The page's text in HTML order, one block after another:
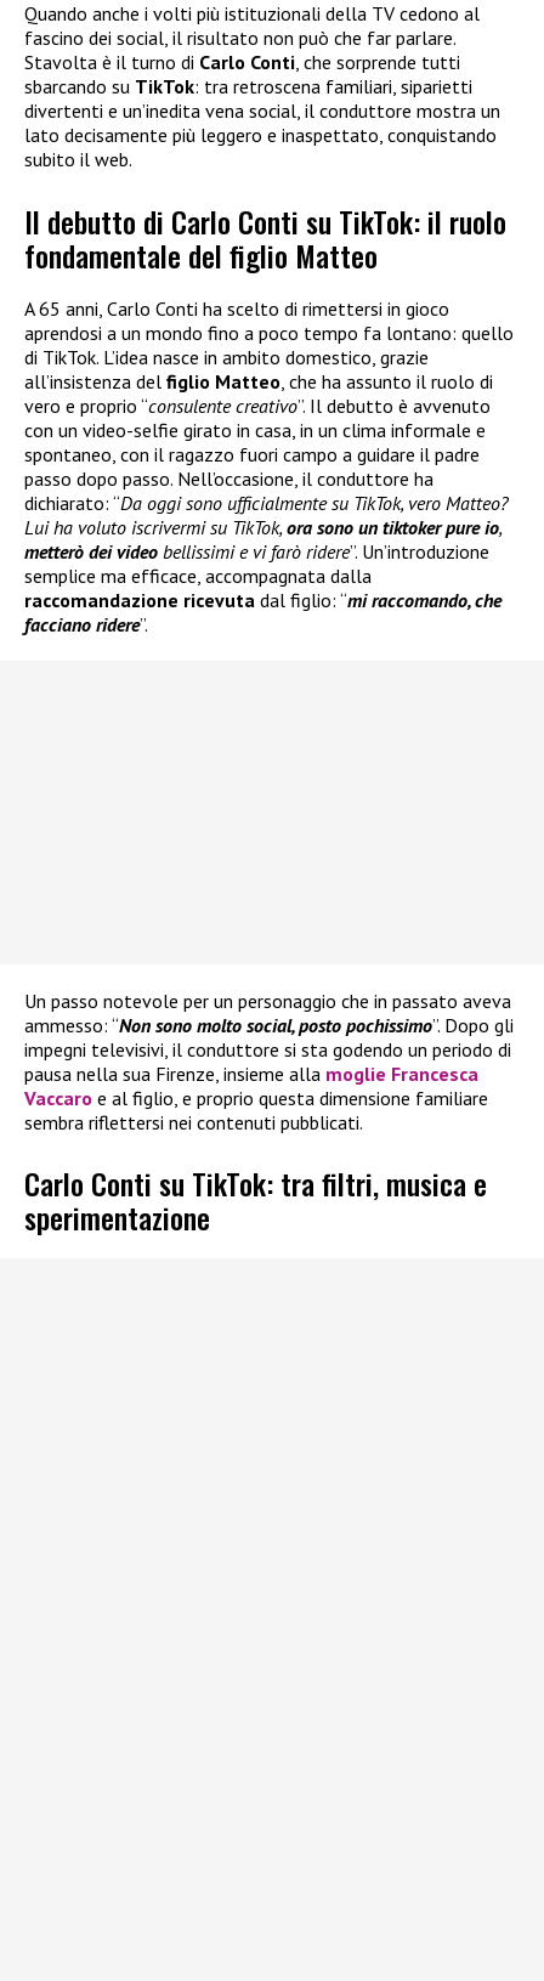
Quando anche i volti più istituzionali della TV cedono al
fascino dei social, il risultato non può che far parlare.
Stavolta è il turno di Carlo Conti, che sorprende tutti
sbarcando su TikTok: tra retroscena familiari, siparietti
divertenti e un’inedita vena social, il conduttore mostra un
lato decisamente più leggero e inaspettato, conquistando
subito il web.
Il debutto di Carlo Conti su TikTok: il ruolo
fondamentale del figlio Matteo
A 65 anni, Carlo Conti ha scelto di rimettersi in gioco
aprendosi a un mondo fino a poco tempo fa lontano: quello
di TikTok. L’idea nasce in ambito domestico, grazie
all’insistenza del figlio Matteo , che ha assunto il ruolo di
vero e proprio “consulente creativo”. Il debutto è avvenuto
con un video-selfie girato in casa, in un clima informale e
spontaneo, con il ragazzo fuori campo a guidare il padre
passo dopo passo. Nell’occasione, il conduttore ha
dichiarato: “Da oggi sono ufficialmente su TikTok, vero Matteo?
Lui ha voluto iscrivermi su TikTok, ora sono un tiktoker pure io,
metterò dei video bellissimi e vi farò ridere”. Un’introduzione
semplice ma efficace, accompagnata dalla
raccomandazione ricevuta dal figlio: “mi raccomando, che
facciano ridere”.
Un passo notevole per un personaggio che in passato aveva
ammesso: “Non sono molto social, posto pochissimo”. Dopo gli
impegni televisivi, il conduttore si sta godendo un periodo di
pausa nella sua Firenze, insieme alla moglie Francesca
Vaccaro e al figlio, e proprio questa dimensione familiare
sembra riflettersi nei contenuti pubblicati.
Carlo Conti su TikTok: tra filtri, musica e
sperimentazione